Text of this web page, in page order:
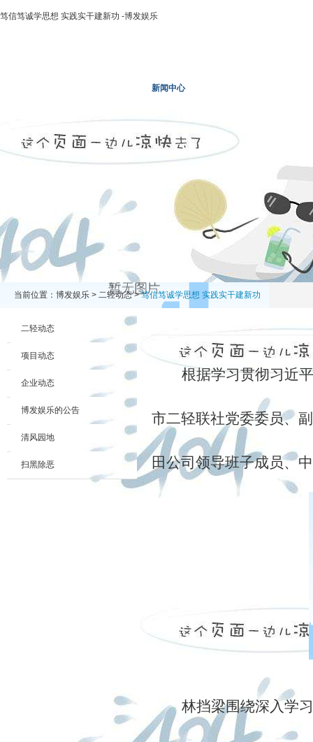
笃信笃诚学思想 实践实干建新功 -博发娱乐
新闻中心
当前位置： 博发娱乐 > 二轻动态>笃信笃诚学思想 实践实干建新功
二轻动态
项目动态
企业动态
博发娱乐的公告
清风园地
扫黑除恶
根据学习贯彻习近
市二轻联社党委委员、
田公司领导班子成员、
林挡梁围绕深入学